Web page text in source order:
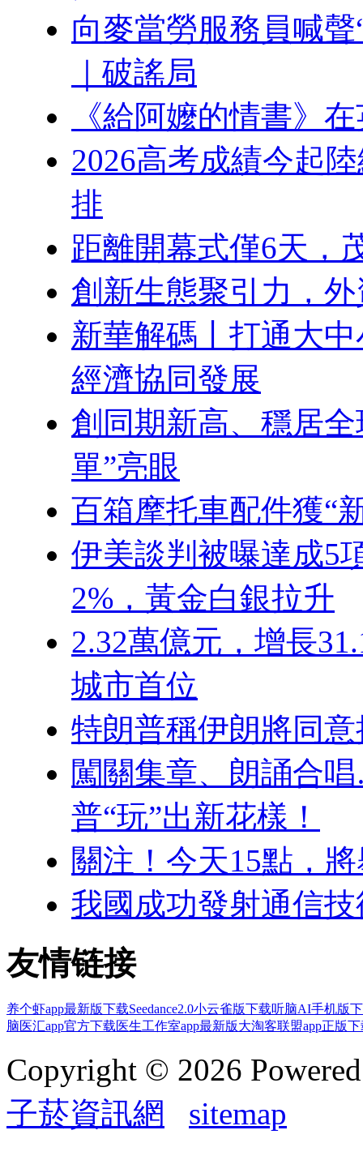
向麥當勞服務員喊
｜破謠局
《給阿嬤的情書》
2026高考成績今起
排
距離開幕式僅6天，
創新生態聚引力，
新華解碼丨打通大
經濟協同發展
創同期新高、穩居
單”亮眼
百箱摩托車配件獲“
伊美談判被曝達成5
2%，黃金白銀拉升
2.32萬億元，增長
城市首位
特朗普稱伊朗將同
闖關集章、朗誦合
普“玩”出新花樣！
關注！今天15點，
我國成功發射通信
友情链接
养个虾app最新版下载Seedance2.0小云雀版下载听脑AI手机版
脑医汇app官方下载医生工作室app最新版大淘客联盟app正版
Copyright © 2026
子菸資訊網
sitemap